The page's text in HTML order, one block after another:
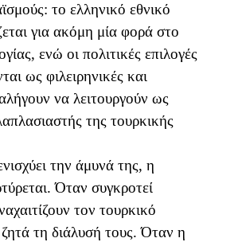
το ελληνικό εθνικό
για ακόμη μία φορά στο
ενώ οι πολιτικές επιλογές
ως φιλειρηνικές και
να λειτουργούν ως
της τουρκικής
την άμυνά της, η
Όταν συγκροτεί
τον τουρκικό
τη διάλυσή τους. Όταν η